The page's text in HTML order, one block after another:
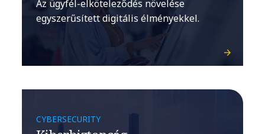
Az ügyfél-elköteleződés növelése
egyszerűsített digitális élményekkel.
CYBERSECURITY